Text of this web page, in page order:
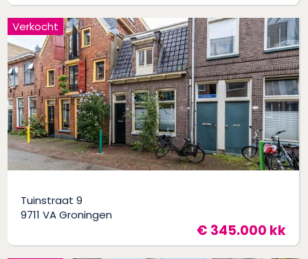
Tuinstraat 9
9711 VA Groningen
€ 345.000 kk
Verkocht